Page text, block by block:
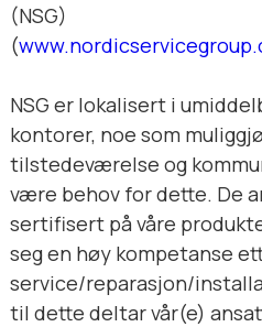
(NSG)
(
NSG er lokalisert i
kontorer, noe som
tilstedeværelse og
være behov for dette. De
sertifisert på våre
seg en høy kompetanse
service/reparasjon/
til dette deltar vår(e)